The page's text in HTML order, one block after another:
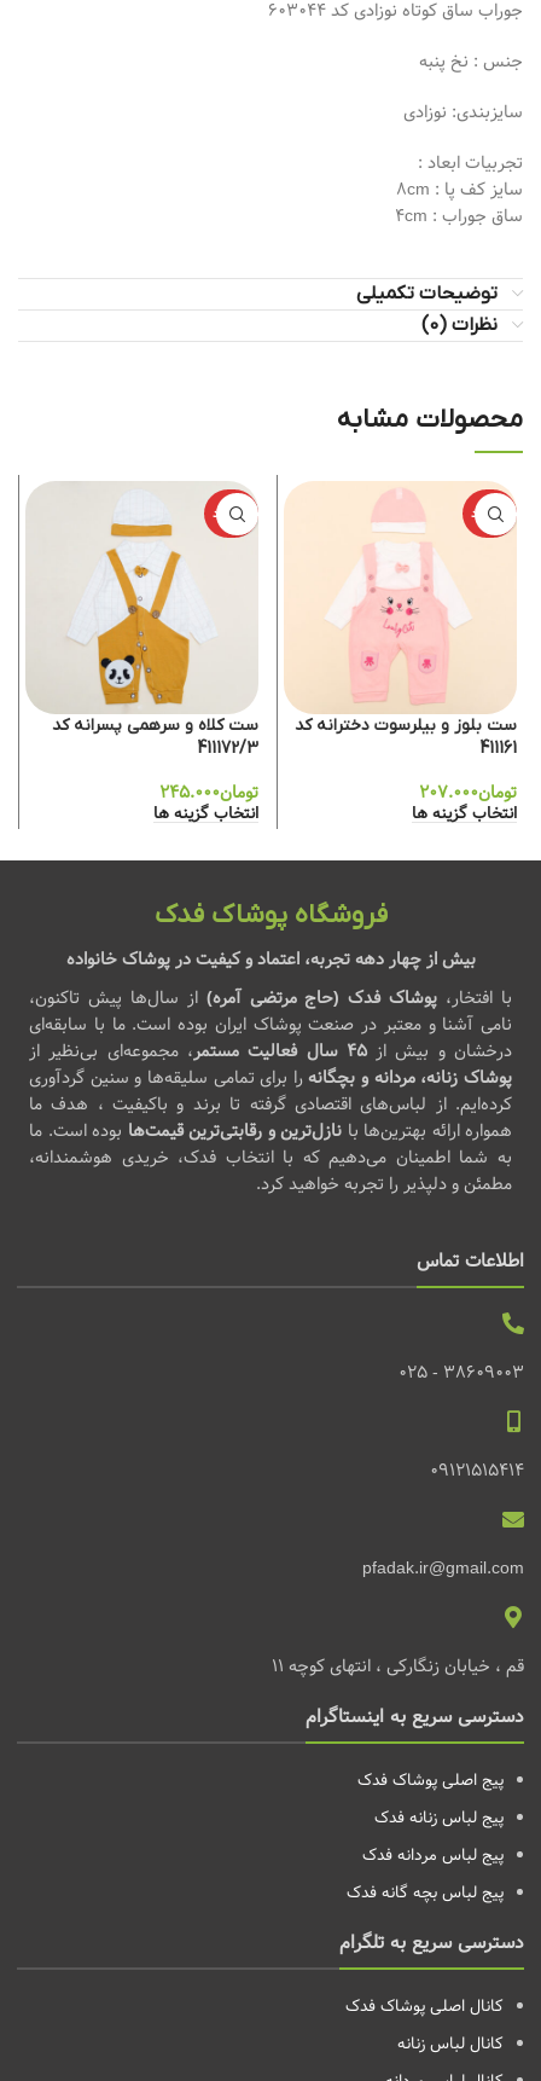
جوراب ساق کوتاه نوزادی کد 603044
جنس : نخ پنبه
سایزبندی: نوزادی
تجربیات ابعاد :
سایز کف پا : 8cm
ساق جوراب : 4cm
توضیحات تکمیلی
نظرات (0)
محصولات مشابه
ناموجود
ست بلوز و بیلرسوت دخترانه کد
411161
تومان۲۰۷.۰۰۰
انتخاب گزینه ها
ناموجود
ست کلاه و سرهمی پسرانه کد
411172/3
تومان۲۴۵.۰۰۰
انتخاب گزینه ها
فروشگاه پوشاک فدک
بیش از چهار دهه تجربه، اعتماد و کیفیت در پوشاک خانواده
با افتخار، پوشاک فدک (حاج مرتضی آمره) از سال‌ها پیش تاکنون،
نامی آشنا و معتبر در صنعت پوشاک ایران بوده است. ما با سابقه‌ای
درخشان و بیش از۴۵ سال فعالیت مستمر
، مجموعه‌ای بی‌نظیر از
پوشاک زنانه، مردانه و بچگانهرا برای تمامی سلیقه‌ها و سنین گردآوری
کرده‌ایم. از لباس‌های اقتصادی گرفته تا برند و باکیفیت ، هدف ما
همواره ارائه بهترین‌ها با نازل‌ترین و رقابتی‌ترین قیمت‌ها بوده است. ما
به شما اطمینان می‌دهیم که با انتخاب فدک، خریدی هوشمندانه،
مطمئن و دلپذیر را تجربه خواهید کرد.
اطلاعات تماس
38609003 - 025
09121515414
pfadak.ir@gmail.com
قم ، خیابان زنگارکی ، انتهای کوچه 11
دسترسی سریع به اینستاگرام
پیج اصلی پوشاک فدک
پیج لباس زنانهفدک
پیج لباس مردانهفدک
پیج لباس بچه گانهفدک
دسترسی سریع به تلگرام
کانال اصلی پوشاک فدک
کانال لباس زنانه